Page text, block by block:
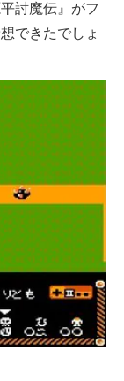
討魔伝』がフ
できたでしょ